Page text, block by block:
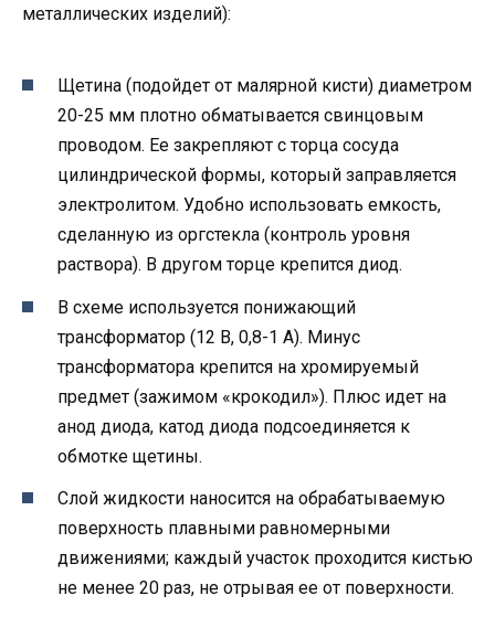
металлических изделий):
Щетина (подойдет от малярной кисти) диаметром
20-25 мм плотно обматывается свинцовым
проводом. Ее закрепляют с торца сосуда
цилиндрической формы, который заправляется
электролитом. Удобно использовать емкость,
сделанную из оргстекла (контроль уровня
раствора). В другом торце крепится диод.
В схеме используется понижающий
трансформатор (12 В, 0,8-1 А). Минус
трансформатора крепится на хромируемый
предмет (зажимом «крокодил»). Плюс идет на
анод диода, катод диода подсоединяется к
обмотке щетины.
Слой жидкости наносится на обрабатываемую
поверхность плавными равномерными
движениями; каждый участок проходится кистью
не менее 20 раз, не отрывая ее от поверхности.